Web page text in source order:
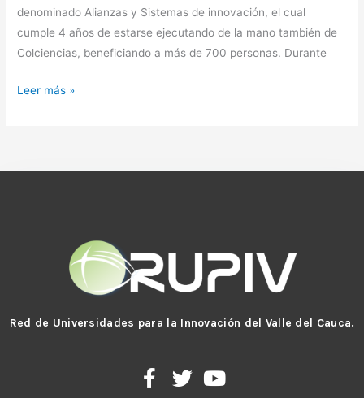
denominado Alianzas y Sistemas de innovación, el cual
cumple 4 años de estarse ejecutando de la mano también de
Colciencias, beneficiando a más de 700 personas. Durante
Leer más »
Red de Universidades para la Innovación del Valle del Cauca.
F
a
T
w
Y
o